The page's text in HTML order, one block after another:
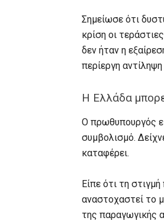
Σημείωσε ότι
κρίση οι
δεν ήταν η
περίεργη
Η Ελλάδα
Ο πρωθυπουργός
συμβολισμό.
καταφέρει.
Είπε ότι τη
αναστοχαστεί το
της παραγωγικής